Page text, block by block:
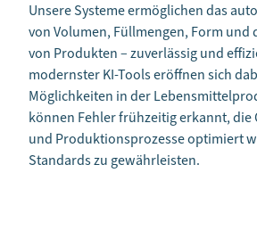
Unsere Systeme ermöglichen das
von Volumen, Füllmengen, Form und
von Produkten – zuverlässig und
modernster KI-Tools eröffnen sich
Möglichkeiten in der
können Fehler frühzeitig erkannt, die
und Produktionsprozesse optimiert
Standards zu gewährleisten.